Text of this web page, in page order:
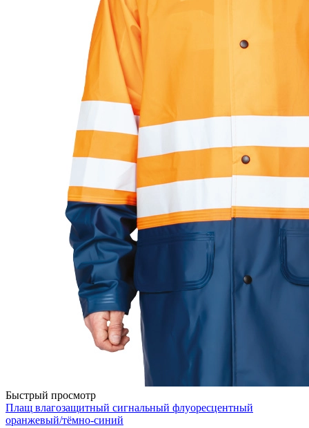
Быстрый просмотр
Плащ влагозащитный сигнальный флуоресцентный
оранжевый/тёмно-синий